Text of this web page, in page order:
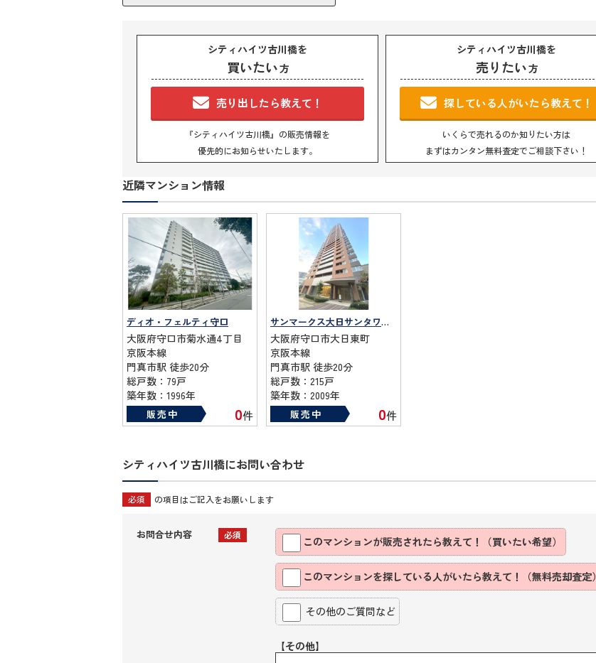
シティハイツ古川橋を
買いたい方
売り出したら教えて！
『シティハイツ古川橋』の販売情報を
優先的にお知らせいたします。
シティハイツ古川橋を
売りたい方
探している人がいたら教えて！
いくらで売れるのか知りたい方は
まずはカンタン無料査定でご相談下さい！
近隣マンション情報
ディオ・フェルティ守口
大阪府守口市菊水通4丁目
京阪本線
門真市駅 徒歩20分
総戸数：79戸
築年数：1996年
販売中 0件
サンマークス大日サンタワーレジデンスG棟
大阪府守口市大日東町
京阪本線
門真市駅 徒歩20分
総戸数：215戸
築年数：2009年
販売中 0件
シティハイツ古川橋にお問い合わせ
必須 の項目はご記入をお願いします
お問合せ内容 必須 このマンションが販売されたら教えて！（買いたい希望）
このマンションを探している人がいたら教えて！（無料売却査定）
その他のご質問など
【その他】